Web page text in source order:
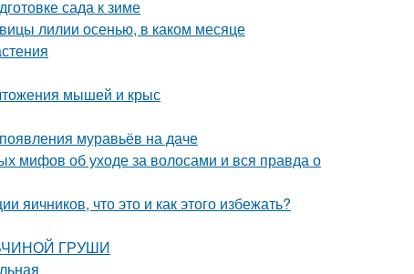
сада к зиме
лилии осенью, в каком месяце
мышей и крыс
муравьёв на даче
мифов об уходе за волосами и вся правда о
яичников, что это и как этого избежать?
ГРУШИ